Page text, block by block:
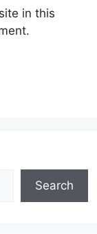
in this
Search